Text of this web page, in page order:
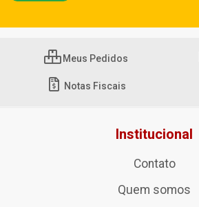
Meus Pedidos
Notas Fiscais
Institucional
Contato
Quem somos